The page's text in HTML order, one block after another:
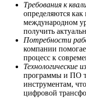
Требования к
определяются
международном
получить
Потребности
компании
процесс к
Технологические
программы и ПО
инструментам,
цифровой